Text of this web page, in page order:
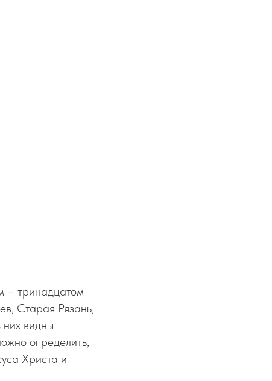
– тринадцатом
Старая Рязань,
видны
определить,
Христа и